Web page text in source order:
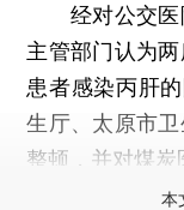
经对公交医
主管部门认为
患者感染丙肝
生厅、太原市
整顿，并对煤炭
本